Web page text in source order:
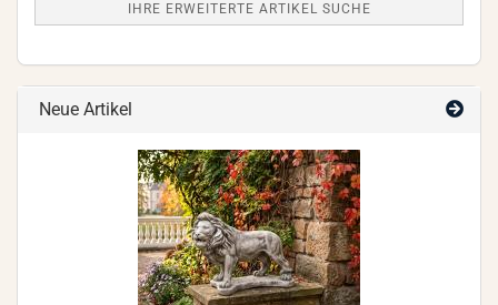
IHRE ERWEITERTE ARTIKEL SUCHE
Neue Artikel